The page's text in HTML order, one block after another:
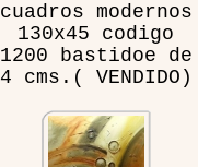
cuadros modernos
130x45 codigo
1200 bastidoe de
4 cms.( VENDIDO)